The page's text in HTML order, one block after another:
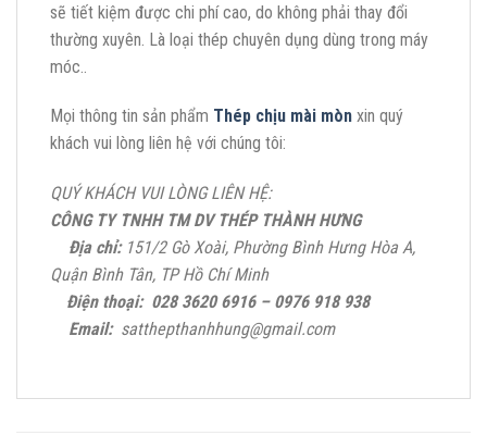
sẽ tiết kiệm được chi phí cao, do không phải thay đổi
thường xuyên. Là loại thép chuyên dụng dùng trong máy
móc..
Mọi thông tin sản phẩm Thép chịu mài mòn xin quý
khách vui lòng liên hệ với chúng tôi:
QUÝ KHÁCH VUI LÒNG LIÊN HỆ:
CÔNG TY TNHH TM DV THÉP THÀNH HƯNG
Địa chỉ:151/2 Gò Xoài, Phường Bình Hưng Hòa A,
Quận Bình Tân, TP Hồ Chí Minh
Điện thoại: 028 3620 6916 – 0976 918 938
Email: satthepthanhhung@gmail.com